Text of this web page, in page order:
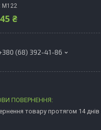
М122
₴
(68) 392-41-86
товару протягом 14 днів